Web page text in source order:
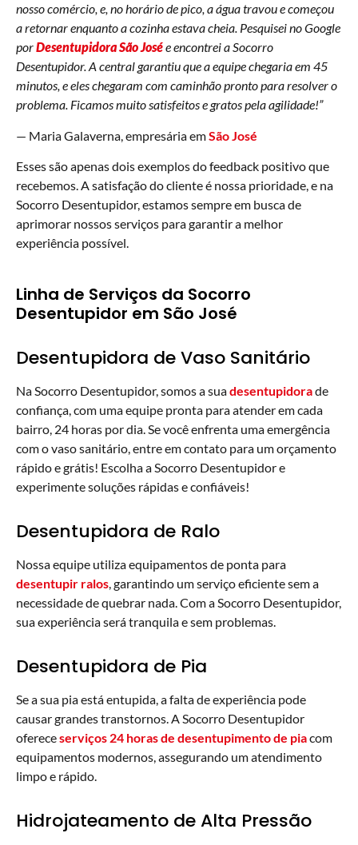
nosso comércio, e, no horário de pico, a água travou e começou
a retornar enquanto a cozinha estava cheia. Pesquisei no Google
porDesentupidora São Josée encontrei a Socorro
Desentupidor. A central garantiu que a equipe chegaria em 45
minutos, e eles chegaram com caminhão pronto para resolver o
problema. Ficamos muito satisfeitos e gratos pela agilidade!”
— Maria Galaverna, empresária emSão José
Esses são apenas dois exemplos do feedback positivo que
recebemos. A satisfação do cliente é nossa prioridade, e na
Socorro Desentupidor, estamos sempre em busca de
aprimorar nossos serviços para garantir a melhor
experiência possível.
Linha de Serviços da Socorro
Desentupidor em São José
Desentupidora de Vaso Sanitário
Na Socorro Desentupidor, somos a suadesentupidorade
confiança, com uma equipe pronta para atender em cada
bairro, 24 horas por dia. Se você enfrenta uma emergência
com o vaso sanitário, entre em contato para um orçamento
rápido e grátis! Escolha a Socorro Desentupidor e
experimente soluções rápidas e confiáveis!
Desentupidora de Ralo
Nossa equipe utiliza equipamentos de ponta para
desentupir ralos, garantindo um serviço eficiente sem a
necessidade de quebrar nada. Com a Socorro Desentupidor,
sua experiência será tranquila e sem problemas.
Desentupidora de Pia
Se a sua pia está entupida, a falta de experiência pode
causar grandes transtornos. A Socorro Desentupidor
ofereceserviços 24 horas de desentupimento de piacom
equipamentos modernos, assegurando um atendimento
limpo e rápido.
Hidrojateamento de Alta Pressão